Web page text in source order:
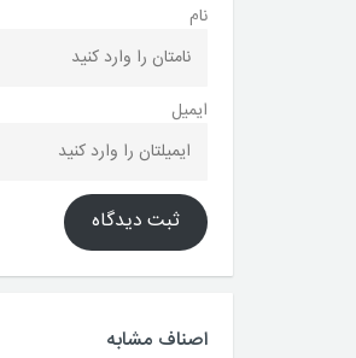
نام
ایمیل
ثبت دیدگاه
اصناف مشابه